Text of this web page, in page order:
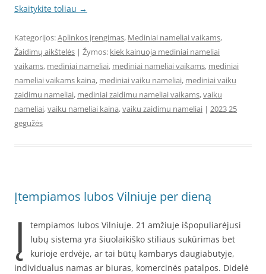
Skaitykite toliau →
Kategorijos:Aplinkos įrengimas, Mediniai nameliai vaikams,
Žaidimų aikštelės | Žymos: kiek kainuoja mediniai nameliai
vaikams, mediniai nameliai, mediniai nameliai vaikams, mediniai
nameliai vaikams kaina, mediniai vaiku nameliai, mediniai vaiku
zaidimu nameliai, mediniai zaidimu nameliai vaikams,vaiku
nameliai,vaiku nameliai kaina,vaiku zaidimu nameliai | 2023 25
gegužės
Įtempiamos lubos Vilniuje per dieną
Į
tempiamos lubos Vilniuje. 21 amžiuje išpopuliarėjusi
lubų sistema yra šiuolaikiško stiliaus sukūrimas bet
kurioje erdvėje, ar tai būtų kambarys daugiabutyje,
individualus namas ar biuras, komercinės patalpos. Didelė